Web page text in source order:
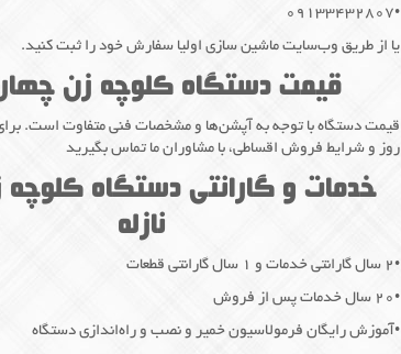
•۰۹۱۳۳۴۳۲۸۰۷
یا از طریق وب‌سایت ماشین سازی اولیا سفارش خود را ثبت کنید.
قیمت دستگاه کلوچه زن چهار
قیمت دستگاه با توجه به آپشن‌ها و مشخصات فنی متفاوت است.
روز و شرایط فروش اقساطی، با مشاوران ما تماس بگیرید
خدمات و گارانتی دستگاه
نازله
•۲ سال گارانتی خدمات و ۱ سال گارانتی قطعات
•۲۰ سال خدمات پس از فروش
•آموزش رایگان فرمولاسیون خمیر و نصب و راه‌اندازی دستگاه